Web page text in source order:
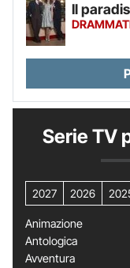
Il
Serie TV
2027 2026
Animazione
Antologica
Avventura